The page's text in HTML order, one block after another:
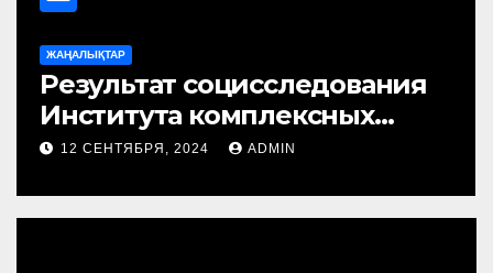
Жаңарған энергия
бейбіт атом ашады
14 СЕНТЯБРЯ, 2024